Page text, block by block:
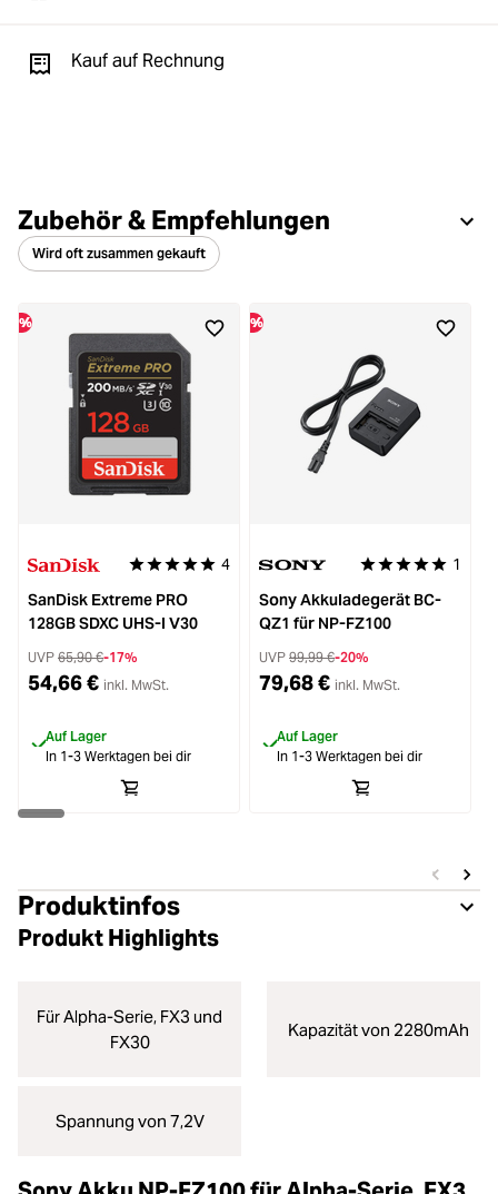
Kauf auf Rechnung
Zubehör & Empfehlungen
Wird oft zusammen gekauft
%
Durchschnittliche Bewertung von 5 von 5 Sternen
4
SanDisk Extreme PRO
128GB SDXC UHS-I V30
UVP 65,90 €-17%
54,66 € inkl. MwSt.
Auf Lager
In 1-3 Werktagen bei dir
%
Durchschnittliche
1
Sony Akkuladegerät BC-
QZ1 für NP-FZ100
UVP 99,99 €-20%
79,68 € inkl. MwSt.
Auf Lager
In 1-3 Werktagen bei dir
Produktinfos
Produkt Highlights
Für Alpha-Serie, FX3 und
FX30
Kapazität von 2280mAh
Spannung von 7,2V